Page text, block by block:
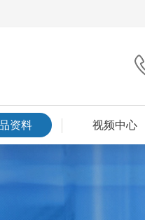
资料 视频中心